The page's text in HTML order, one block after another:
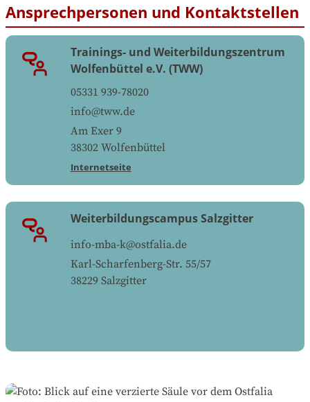
Ansprechpersonen und Kontaktstellen
Trainings- und Weiterbildungszentrum
Wolfenbüttel e.V. (TWW)
05331 939-78020
info@tww.de
Am Exer 9
38302 Wolfenbüttel
Internetseite
Weiterbildungscampus Salzgitter
info-mba-k@ostfalia.de
Karl-Scharfenberg-Str. 55/57
38229 Salzgitter